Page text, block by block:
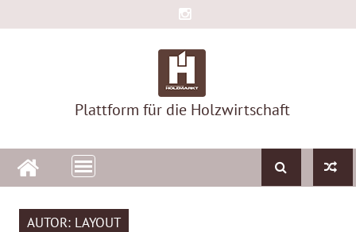
to
Plattform für die Holzwirtschaft
AUTOR: LAYOUT